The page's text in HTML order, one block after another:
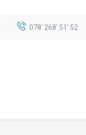
078' 268' 51' 52